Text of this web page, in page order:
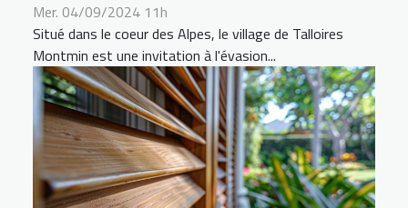
Mer. 04/09/2024 11h
Situé dans le coeur des Alpes, le village de Talloires
Montmin est une invitation à l'évasion...